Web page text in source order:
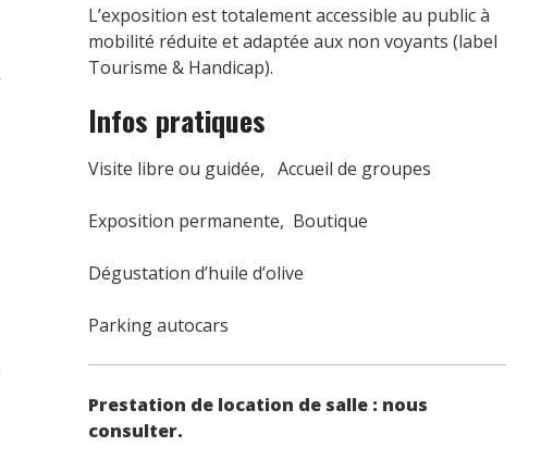
L’exposition est totalement accessible au public à
mobilité réduite et adaptée aux non voyants (label
Tourisme & Handicap).
Infos pratiques
Visite libre ou guidée, Accueil de groupes
Exposition permanente, Boutique
Dégustation d’huile d’olive
Parking autocars
Prestation de location de salle : nous
consulter.